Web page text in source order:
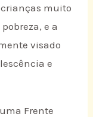
muito
e a
visado
e
Frente